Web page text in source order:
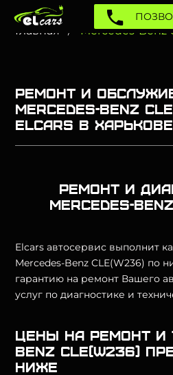
Главная Mercedes-Benz
Ремонт и
Mercedes-Benz
Elcars в Харькове
Ремонт и
Mercedes-Benz
Elcars автосервис выполнит
Mercedes-Benz CLE(W236) по
гарантию на ремонт Вашего
услуг по диагностике и
Цены на ремонт и
Benz CLE(W236)
ниже